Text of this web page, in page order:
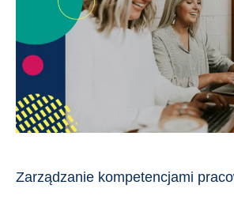
Zarządzanie kompetencjami
kompetencjami
pracowników
klucz
do
sukcesu